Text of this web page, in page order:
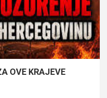
OVE KRAJEVE